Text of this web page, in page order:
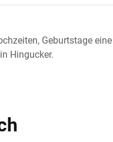
Geburtstage
Hingucker.